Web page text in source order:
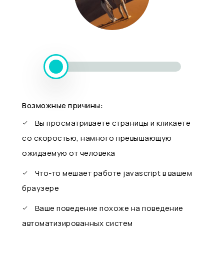
Возможные причины:
Вы просматриваете страницы и кликаете
со скоростью, намного превышающую
ожидаемую от человека
Что-то мешает работе javascript в вашем
браузере
Ваше поведение похоже на поведение
автоматизированных систем